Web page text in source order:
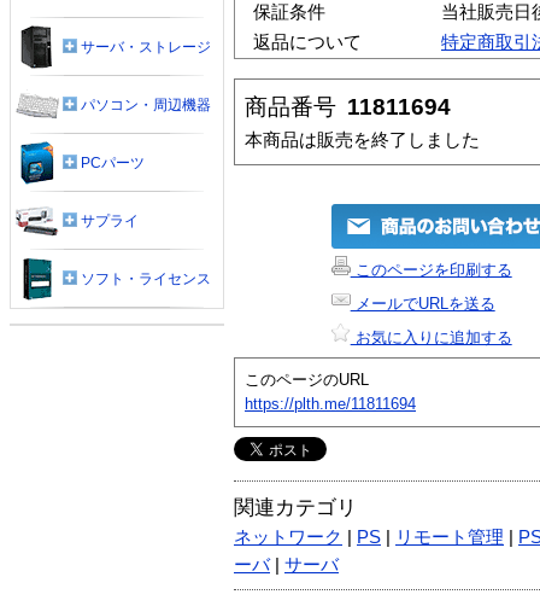
保証条件
当社販売日
返品について
特定商取引
商品番号 11811694
本商品は販売を終了しました
このページを印刷する
メールでURLを送る
お気に入りに追加する
このページのURL
https://plth.me/11811694
関連カテゴリ
ネットワーク PS リモート管理
ーバ| サーバ
サーバ・ストレージ
パソコン・周辺機器
PCパーツ
サプライ
ソフト・ライセンス